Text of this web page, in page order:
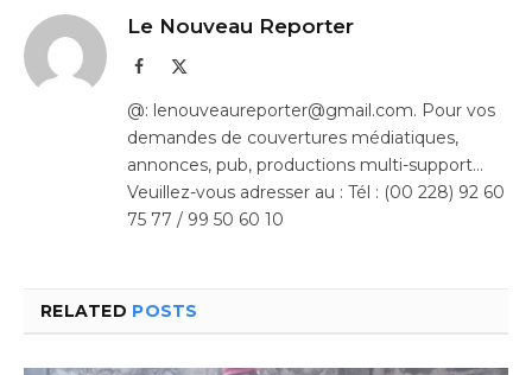
Le Nouveau Reporter
Facebook
@: lenouveaureporter@gmail.com. Pour vos
demandes de couvertures médiatiques,
annonces, pub, productions multi-support…
Veuillez-vous adresser au : Tél : (00 228) 92 60
75 77 / 99 50 60 10
RELATED POSTS